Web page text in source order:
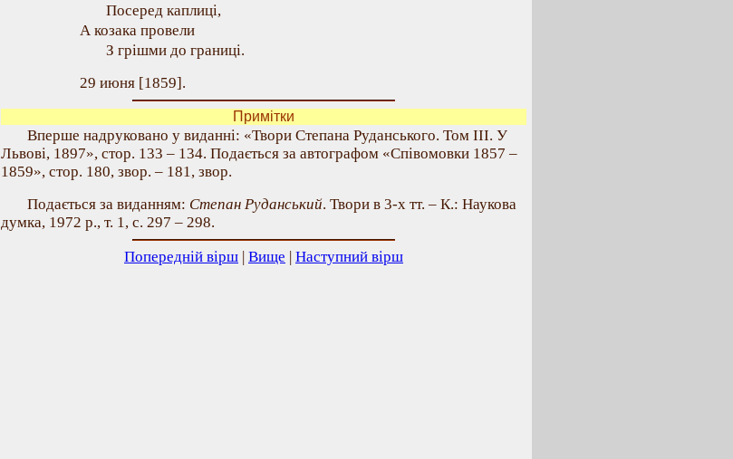
Посеред каплиці,
А козака провели
З грішми до границі.
29 июня [1859].
Примітки
Вперше надруковано у виданні: «Твори Степана Руданського. Том III. У
Львові, 1897», стор. 133 – 134. Подається за автографом «Співомовки 1857 –
1859», стор. 180, звор. – 181, звор.
Подається за виданням: Степан Руданський. Твори в 3-х тт. – К.: Наукова
думка, 1972 р., т. 1, с. 297 – 298.
Попередній вірш | Вище | Наступний вірш